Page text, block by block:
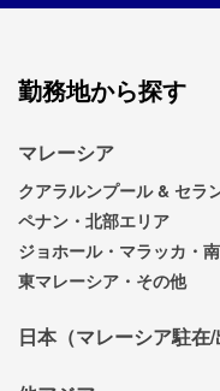
勤務地から探す
マレーシア
クアラルンプール & セラ
ペナン・北部エリア
ジョホール・マラッカ・
東マレーシア・その他
日本（マレーシア駐在/